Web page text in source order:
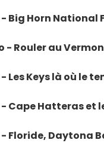
Big Horn National
- Rouler au
Keys là où le
Cape Hatteras et
Floride, Daytona